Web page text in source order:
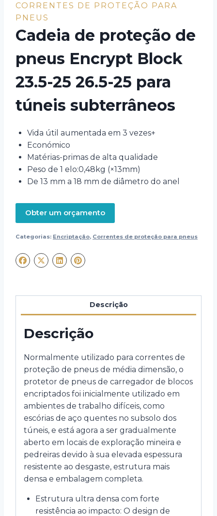
CORRENTES DE PROTEÇÃO PARA
PNEUS
Cadeia de proteção de
pneus Encrypt Block
23.5-25 26.5-25 para
túneis subterrâneos
Vida útil aumentada em 3 vezes+
Económico
Matérias-primas de alta qualidade
Peso de 1 elo:0,48kg (×13mm)
De 13 mm a 18 mm de diâmetro do anel
Obter um orçamento
Categorias: Encriptação, Correntes de proteção para pneus
Descrição
Descrição
Normalmente utilizado para correntes de
proteção de pneus de média dimensão, o
protetor de pneus de carregador de blocos
encriptados foi inicialmente utilizado em
ambientes de trabalho difíceis, como
escórias de aço quentes no subsolo dos
túneis, e está agora a ser gradualmente
aberto em locais de exploração mineira e
pedreiras devido à sua elevada espessura
resistente ao desgaste, estrutura mais
densa e embalagem completa.
Estrutura ultra densa com forte
resistência ao impacto: O design de